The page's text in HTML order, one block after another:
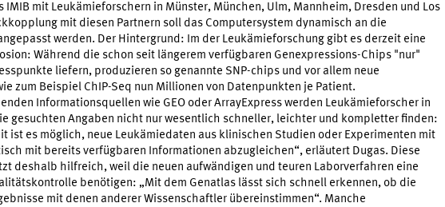
IMIB mit Leukämieforschern in Münster, München, Ulm, Mannheim, Dresden und Los
mit diesen Partnern soll das Computersystem dynamisch an die
werden. Der Hintergrund: Im der Leukämieforschung gibt es derzeit eine
Während die schon seit längerem verfügbaren Genexpressions-Chips "nur"
liefern, produzieren so genannte SNP-chips und vor allem neue
zum Beispiel ChIP-Seq nun Millionen von Datenpunkten je Patient.
Informationsquellen wie GEO oder ArrayExpress werden Leukämieforscher in
gesuchten Angaben nicht nur wesentlich schneller, leichter und kompletter finden:
ist es möglich, neue Leukämiedaten aus klinischen Studien oder Experimenten mit
mit bereits verfügbaren Informationen abzugleichen“, erläutert Dugas. Diese
deshalb hilfreich, weil die neuen aufwändigen und teuren Laborverfahren eine
benötigen: „Mit dem Genatlas lässt sich schnell erkennen, ob die
mit denen anderer Wissenschaftler übereinstimmen“. Manche